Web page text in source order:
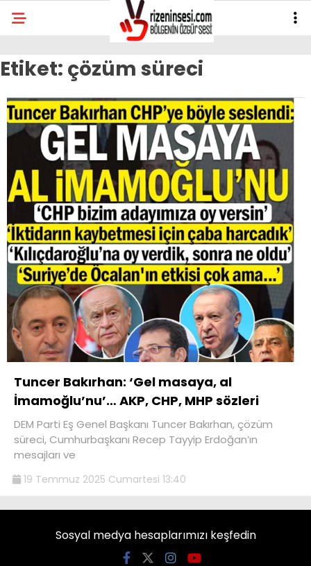
Etiket: çözüm süreci
Tuncer Bakırhan: ‘Gel masaya, al
İmamoğlu’nu’… AKP, CHP, MHP sözleri
DEM Parti Eş Genel Başkanı Tuncer Bakırhan, çözüm
süreci, Cumhurbaşkanı Recep Tayyip Erdoğan’ın
mesajları ve
19 Temmuz 2025 Cumartesi 13:40
Sosyal medya hesaplarımızı keşfedin